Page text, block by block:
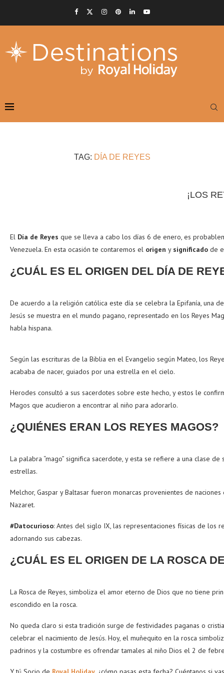
TAG: DÍA DE REYES
¡LOS
El Día de Reyes que se lleva a cabo los días 6 de enero, es
Venezuela. En esta ocasión te contaremos el origen y significado de
¿CUÁL ES EL ORIGEN DEL DÍA DE
De acuerdo a la religión católica este día se celebra la Epifanía, una
Jesús se muestra en el mundo pagano, representado en los Reyes
habla hispana.
Según las escrituras de la Biblia en el Evangelio según Mateo, los
acababa de nacer, guiados por una estrella en el cielo.
Herodes consultó a sus sacerdotes sobre este hecho, y estos le
Magos que acudieron a encontrar al niño para adorarlo.
¿QUIÉNES ERAN LOS REYES MAGOS?
La palabra “mago” significa sacerdote, y esta se refiere a una clase
estrellas.
Melchor, Gaspar y Baltasar fueron monarcas provenientes de
Nazaret.
#Datocurioso: Antes del siglo IX, las representaciones físicas de los
adornando sus cabezas.
¿CUÁL ES EL ORIGEN DE LA ROSCA
La Rosca de Reyes, simboliza el amor eterno de Dios que no tiene
escondido en la rosca.
No queda claro si esta tradición surge de festividades paganas o
celebrar el nacimiento de Jesús. Hoy, el muñequito en la rosca
padrinos y la costumbre es ofrendar tamales al niño Dios el 2 de